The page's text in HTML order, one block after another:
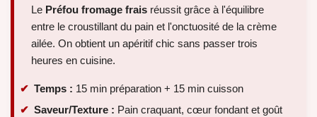
Le Préfou fromage frais réussit grâce à l'équilibre
entre le croustillant du pain et l'onctuosité de la crème
ailée. On obtient un apéritif chic sans passer trois
heures en cuisine.
Temps : 15 min préparation + 15 min cuisson
Saveur/Texture : Pain craquant, cœur fondant et goût